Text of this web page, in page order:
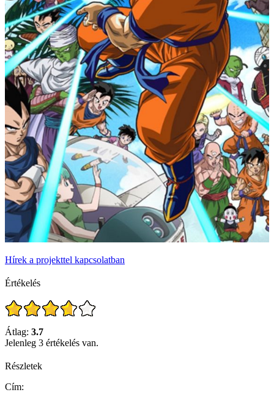
Hírek a projekttel kapcsolatban
Értékelés
Átlag: 3.7
Jelenleg 3 értékelés van.
Részletek
Cím: